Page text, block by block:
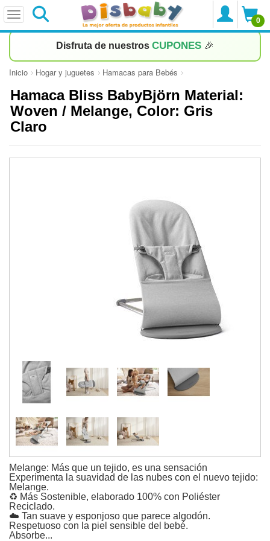
0
Disfruta de nuestros CUPONES 🎉
Inicio Hogar y juguetes Hamacas para Bebés
Hamaca Bliss BabyBjörn Material:
Woven / Melange, Color: Gris
Claro
Melange: Más que un tejido, es una sensación
Experimenta la suavidad de las nubes con el nuevo tejido:
Melange.
♻️ Más Sostenible, elaborado 100% con Poliéster
Reciclado.
☁️ Tan suave y esponjoso que parece algodón.
Respetuoso con la piel sensible del bebé.
Absorbe...